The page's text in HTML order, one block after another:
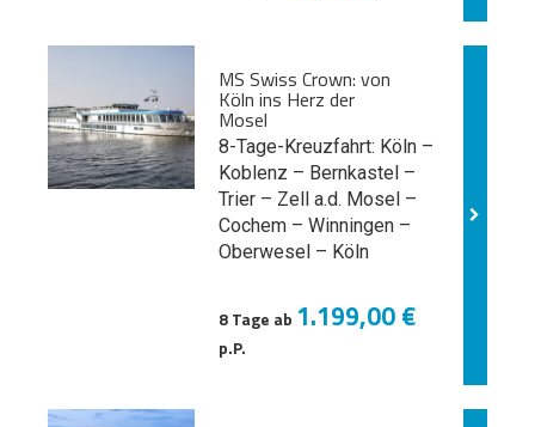
MS Swiss Crown: von
Köln ins Herz der
Mosel
8-Tage-Kreuzfahrt: Köln –
Koblenz – Bernkastel –
Trier – Zell a.d. Mosel –
Cochem – Winningen –
Oberwesel – Köln
8 Tage ab 1.199,00 €
p.P.